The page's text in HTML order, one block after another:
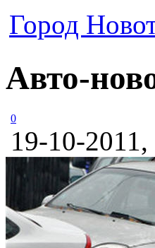
Город
Авто-
0
19-10-